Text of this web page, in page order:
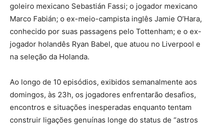
goleiro mexicano Sebastián Fassi; o jogador mexicano
Marco Fabián; o ex-meio-campista inglês Jamie O’Hara,
conhecido por suas passagens pelo Tottenham; e o ex-
jogador holandês Ryan Babel, que atuou no Liverpool e
na seleção da Holanda.
Ao longo de 10 episódios, exibidos semanalmente aos
domingos, às 23h, os jogadores enfrentarão desafios,
encontros e situações inesperadas enquanto tentam
construir ligações genuínas longe do status de “astros